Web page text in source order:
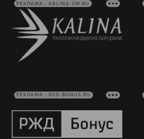
РЕКЛАМА • KALINA-SM.RU
РЕКЛАМА • RZD-BONUS.RU